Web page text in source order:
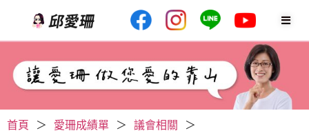
首頁 ＞ 愛珊成績單 ＞ 議會相關
＞